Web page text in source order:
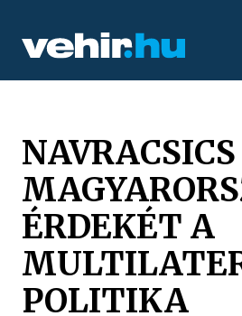
ÉRDEKÉT A
POLITIKA